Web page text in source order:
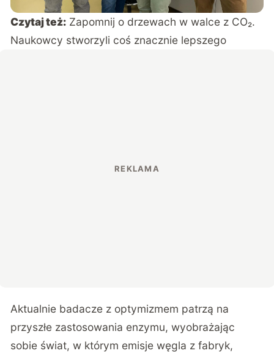
Czytaj też: Zapomnij o drzewach w walce z CO₂.
Naukowcy stworzyli coś znacznie lepszego
Aktualnie badacze z optymizmem patrzą na
przyszłe zastosowania enzymu, wyobrażając
sobie świat, w którym emisje węgla z fabryk,